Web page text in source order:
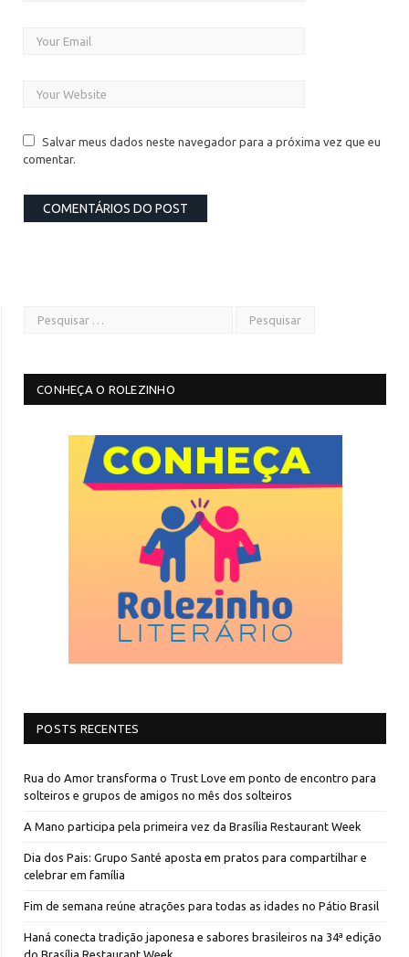
Salvar meus dados neste navegador para a próxima vez que eu
comentar.
CONHEÇA O ROLEZINHO
POSTS RECENTES
Rua do Amor transforma o Trust Love em ponto de encontro para
solteiros e grupos de amigos no mês dos solteiros
A Mano participa pela primeira vez da Brasília Restaurant Week
Dia dos Pais: Grupo Santé aposta em pratos para compartilhar e
celebrar em família
Fim de semana reúne atrações para todas as idades no Pátio Brasil
Haná conecta tradição japonesa e sabores brasileiros na 34ª edição
do Brasília Restaurant Week